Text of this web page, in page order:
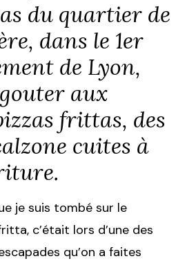
du quartier de
dans le 1er
de Lyon,
aux
frittas, des
cuites à
je suis tombé sur le
c’était lors d’une des
qu’on a faites